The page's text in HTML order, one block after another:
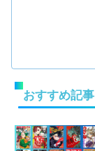
おすすめ記事